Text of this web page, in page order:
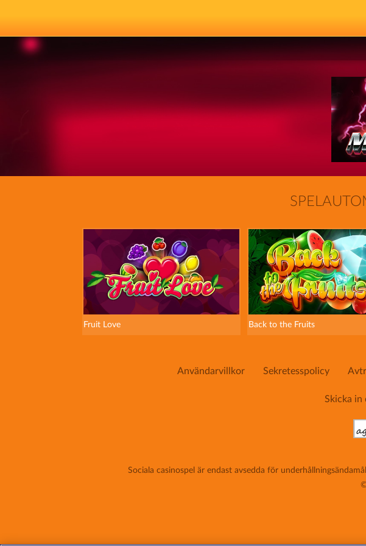
Fruit Love Back to the Fruits
Användarvillkor Sekretesspolicy
Skicka in
Sociala casinospel är endast avsedda för